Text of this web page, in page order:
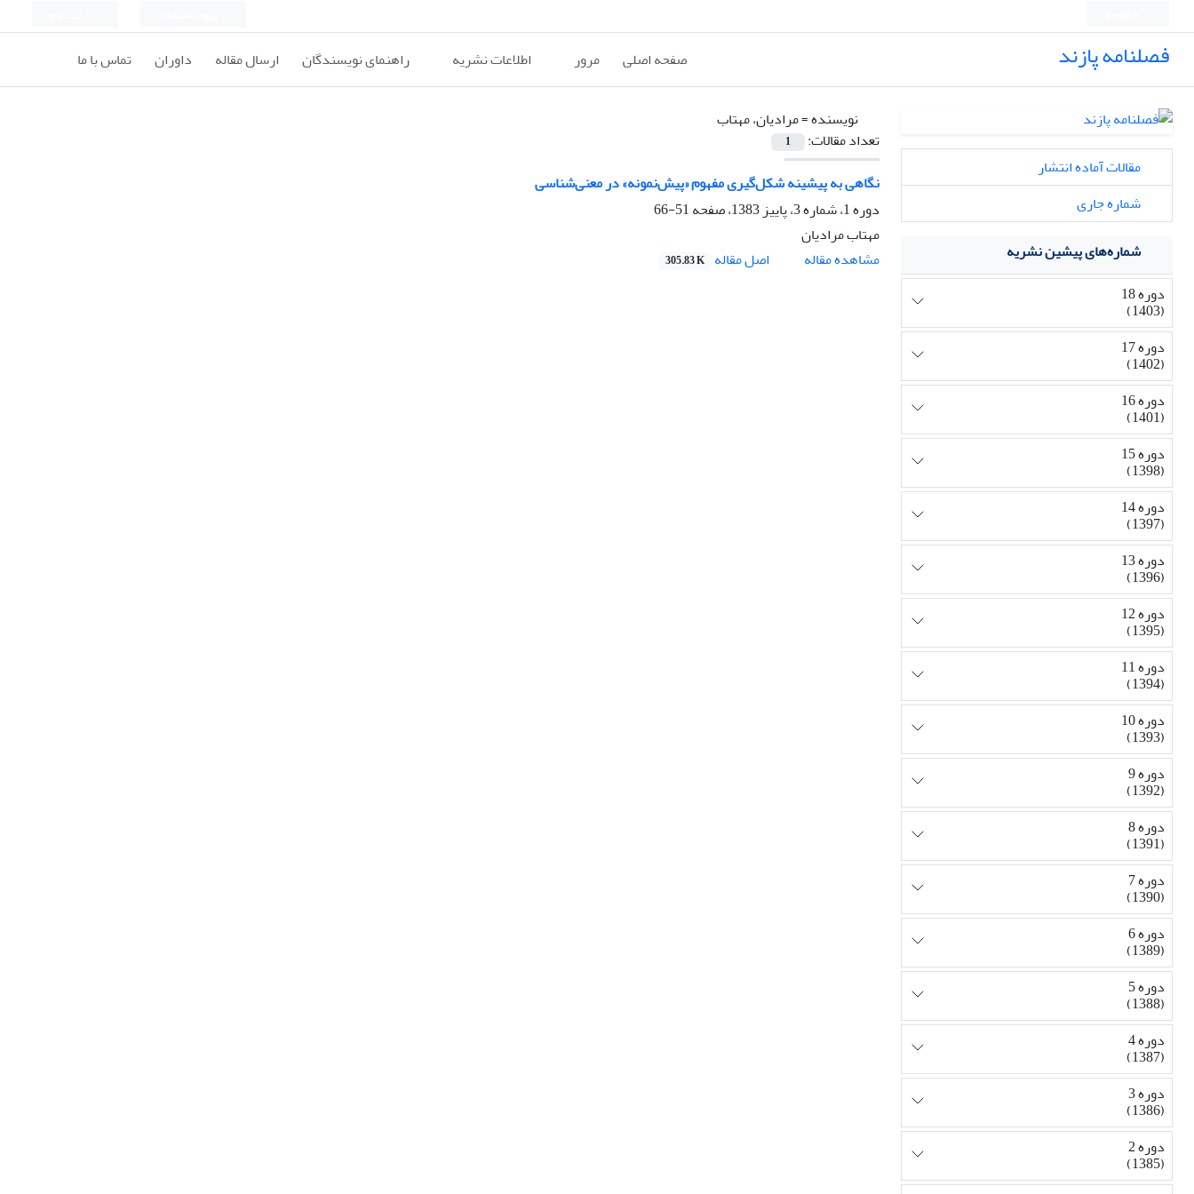
فصلنامه پازند صفحه اصلی مرور اطلاعات نشریه راهنمای نویسندگان ارسال مقاله داوران تماس با ما
نویسنده =مرادیان، مهتاب
تعداد مقالات:
1
نگاهی به پیشینه شکل‌گیری مفهوم «پیش‌نمونه» در معنی‌شناسی
دوره 1، شماره 3، پاییز 1383، صفحه
51-66
مهتاب مرادیان
مشاهده مقاله
اصل مقاله 305.83 K
مقالات آماده انتشار
شماره جاری
شماره‌های پیشین نشریه
دوره 18
(1403)
دوره 17
(1402)
دوره 16
(1401)
دوره 15
(1398)
دوره 14
(1397)
دوره 13
(1396)
دوره 12
(1395)
دوره 11
(1394)
دوره 10
(1393)
دوره 9
(1392)
دوره 8
(1391)
دوره 7
(1390)
دوره 6
(1389)
دوره 5
(1388)
دوره 4
(1387)
دوره 3
(1386)
دوره 2
(1385)